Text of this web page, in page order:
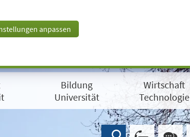
anpassen
Bildung
Universität
Wirtschaft
Technologie